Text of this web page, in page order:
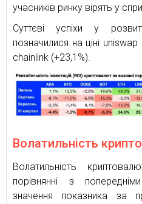
учасників ринку вірять у
Суттєві успіхи у
позначилися на ціні
chainlink (+23,1%).
Волатильність
Волатильність
порівнянні з
значення показника за